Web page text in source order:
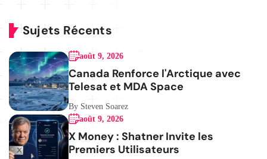
Sujets Récents
août 9, 2026
Canada Renforce l'Arctique avec
Telesat et MDA Space
By Steven Soarez
août 9, 2026
X Money : Shatner Invite les
Premiers Utilisateurs